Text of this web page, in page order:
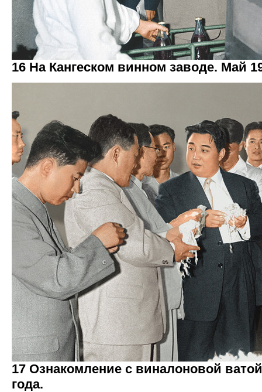
16 На Кангеском винном заводе. Май
17 Ознакомление с виналоновой
года.